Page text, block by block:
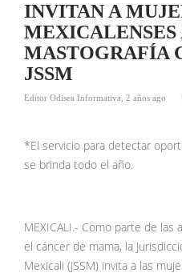
INVITAN A
MASTOGRAFÍA
JSSM
Editor Odisea Informativa 2 años ago
*El servicio para detectar
se brinda todo el año.
MEXICALI.- Como parte de
el cáncer de mama, la
Mexicali (JSSM) invita a las